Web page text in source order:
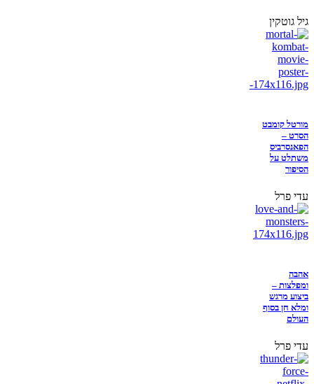
גיל גוטקין
מורטל קומבט
הסרט –
הפאנסרביס
משתלט על
הסיפור
עדי פרל
אהבה
ומפלצות –
ביצוע מרגש
ומלא חן בסוף
העולם
עדי פרל